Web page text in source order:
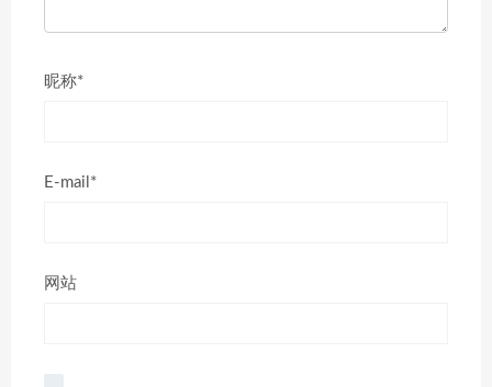
昵称*
E-mail*
网站